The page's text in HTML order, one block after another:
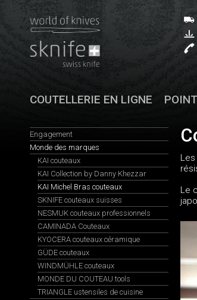
COUTELLERIE EN LIGNE
Engagement
Monde des marques
KAI couteaux
KAI Collection by Danny Khezzar
KAI Michel Bras couteaux
SKNIFE couteaux suisses
NESMUK couteaux professionnels
CAMINADA Couteaux
KYOCERA couteaux céramique
GÜDE couteaux
WINDMÜHLE couteaux
MONDE DU COUTEAU tools
TRIANGLE ustensiles de cuisine
Les
Le